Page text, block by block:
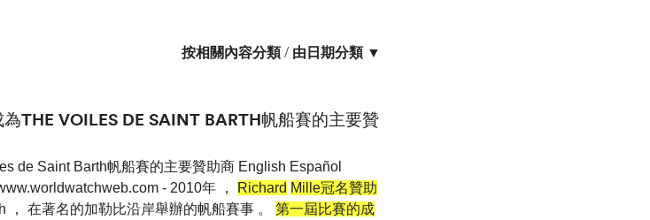
按相關內容分類/ 由日期分類 ▼
為THE VOILES DE SAINT BARTH帆船賽的主要贊
de Saint Barth帆船賽的主要贊助商 English Español
- 2010年 ，
Richard Mille冠名贊助
， 在著名的加勒比沿岸舉辦的帆船賽事 。 第一屆比賽的成